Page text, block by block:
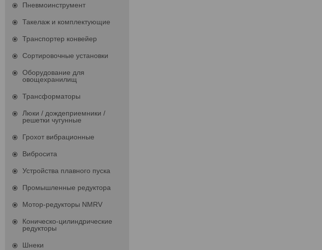
Пневмоинструмент
Такелаж и комплектующие
Транспортер конвейер
Сортировочные установки
Оборудование для
овощехранилищ
Трансформаторы
Люки / дождеприемники /
решетки чугунные
Грохот вибрационные
Вибросита
Устройства плавного пуска
Промышленные редуктора
Мотор-редукторы NMRV
Коническо-цилиндрические
редукторы
Шнеки